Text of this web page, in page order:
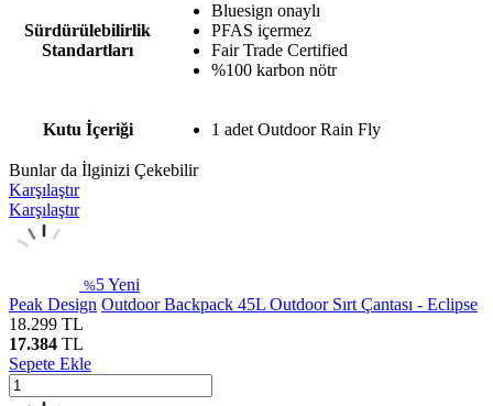
Sürdürülebilirlik
Standartları
Bluesign onaylı
PFAS içermez
Fair Trade Certified
%100 karbon nötr
Kutu İçeriği 1 adet Outdoor Rain Fly
Bunlar da İlginizi Çekebilir
Karşılaştır
Karşılaştır
%5Yeni
Peak Design Outdoor Backpack 45L Outdoor Sırt Çantası - Eclipse
18.299 TL
17.384 TL
Sepete Ekle